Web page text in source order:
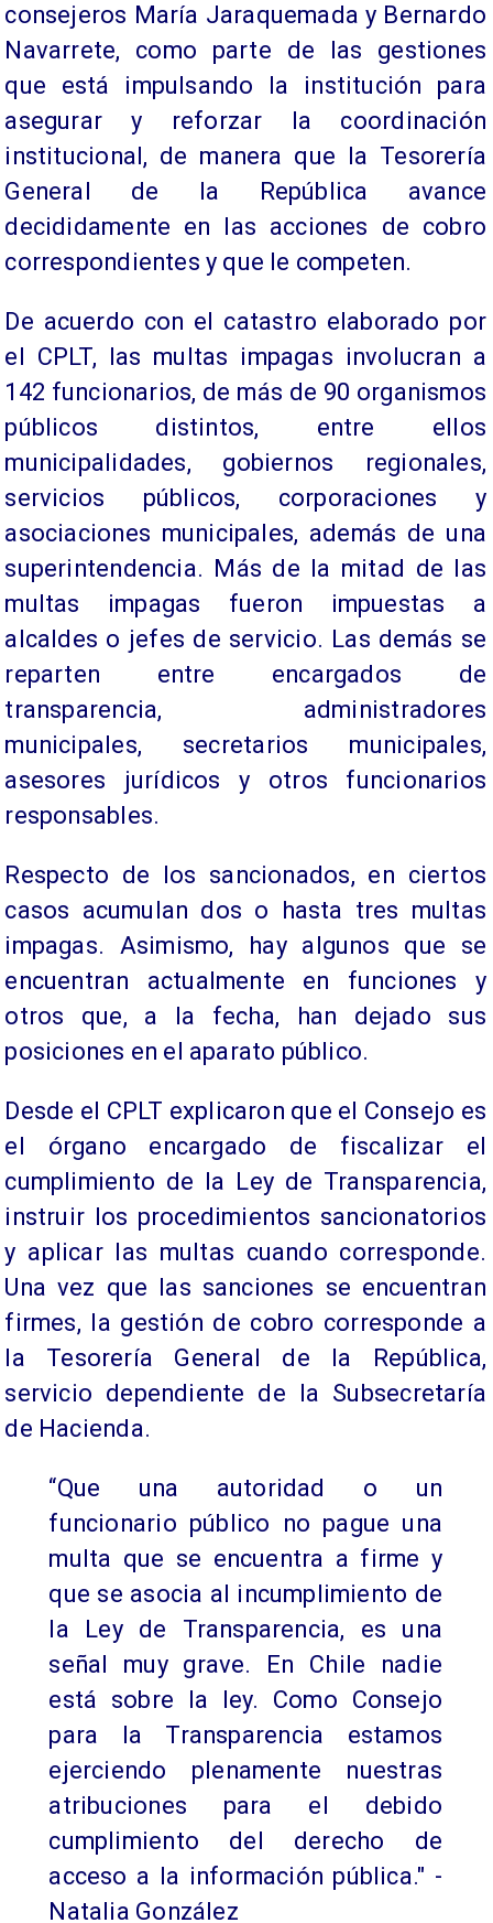
consejeros María Jaraquemada y Bernardo
Navarrete, como parte de las gestiones
que está impulsando la institución para
asegurar y reforzar la coordinación
institucional, de manera que la Tesorería
General de la República avance
decididamente en las acciones de cobro
correspondientes y que le competen.
De acuerdo con el catastro elaborado por
el CPLT, las multas impagas involucran a
142 funcionarios, de más de 90 organismos
públicos distintos, entre ellos
municipalidades, gobiernos regionales,
servicios públicos, corporaciones y
asociaciones municipales, además de una
superintendencia. Más de la mitad de las
multas impagas fueron impuestas a
alcaldes o jefes de servicio. Las demás se
reparten entre encargados de
transparencia, administradores
municipales, secretarios municipales,
asesores jurídicos y otros funcionarios
responsables.
Respecto de los sancionados, en ciertos
casos acumulan dos o hasta tres multas
impagas. Asimismo, hay algunos que se
encuentran actualmente en funciones y
otros que, a la fecha, han dejado sus
posiciones en el aparato público.
Desde el CPLT explicaron que el Consejo es
el órgano encargado de fiscalizar el
cumplimiento de la Ley de Transparencia,
instruir los procedimientos sancionatorios
y aplicar las multas cuando corresponde.
Una vez que las sanciones se encuentran
firmes, la gestión de cobro corresponde a
la Tesorería General de la República,
servicio dependiente de la Subsecretaría
de Hacienda.
“Que una autoridad o un
funcionario público no pague una
multa que se encuentra a firme y
que se asocia al incumplimiento de
la Ley de Transparencia, es una
señal muy grave. En Chile nadie
está sobre la ley. Como Consejo
para la Transparencia estamos
ejerciendo plenamente nuestras
atribuciones para el debido
cumplimiento del derecho de
acceso a la información pública." -
Natalia González